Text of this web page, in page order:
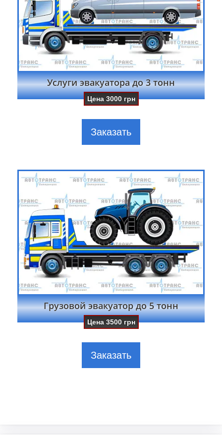
Услуги эвакуатора до 3 тонн
Цена3000 грн
Заказать
Грузовой эвакуатор до 5 тонн
Цена3500 грн
Заказать